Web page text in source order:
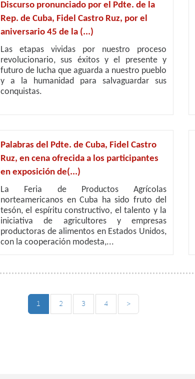
Discurso pronunciado por el Pdte. de la
Rep. de Cuba, Fidel Castro Ruz, por el
aniversario 45 de la (...)
Las etapas vividas por nuestro proceso
revolucionario, sus éxitos y el presente y
futuro de lucha que aguarda a nuestro pueblo
y a la humanidad para salvaguardar sus
conquistas.
Palabras del Pdte. de Cuba, Fidel Castro
Ruz, en cena ofrecida a los participantes
en exposición de(...)
La Feria de Productos Agrícolas
norteamericanos en Cuba ha sido fruto del
tesón, el espíritu constructivo, el talento y la
iniciativa de agricultores y empresas
productoras de alimentos en Estados Unidos,
con la cooperación modesta,...
1 2 3 4 >